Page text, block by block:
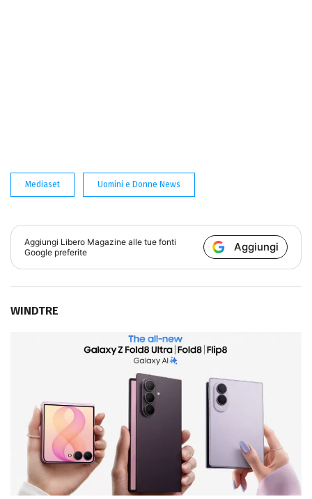
Mediaset Uomini e Donne News
Aggiungi Libero Magazine alle tue fonti
Google preferite
Aggiungi
WINDTRE